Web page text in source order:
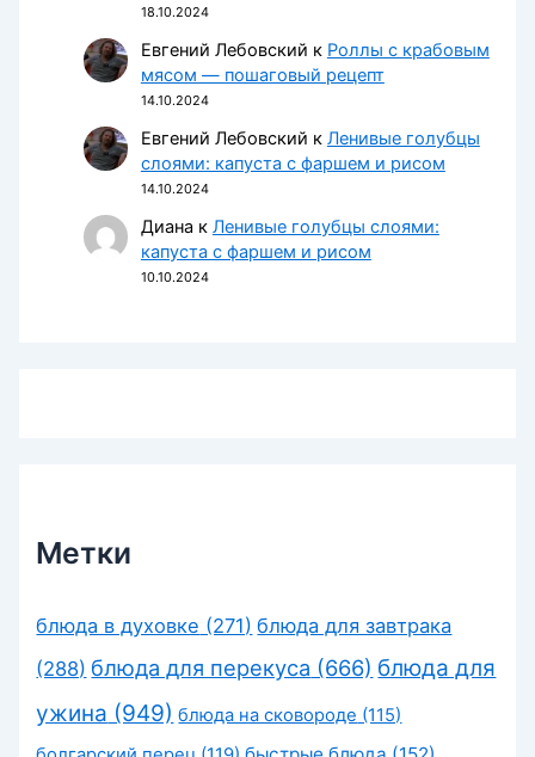
18.10.2024
Евгений Лебовский к Роллы с крабовым
мясом — пошаговый рецепт
14.10.2024
Евгений Лебовский к Ленивые голубцы
слоями: капуста с фаршем и рисом
14.10.2024
Диана к Ленивые голубцы слоями:
капуста с фаршем и рисом
10.10.2024
Метки
блюда в духовке (271) блюда для завтрака
(288) блюда для перекуса (666) блюда для
ужина (949) блюда на сковороде (115)